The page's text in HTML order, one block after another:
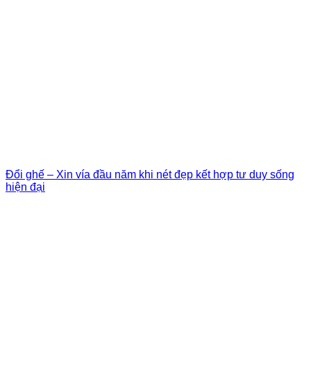
Đổi ghế – Xin vía đầu năm khi nét đẹp kết hợp tư duy sống
hiện đại